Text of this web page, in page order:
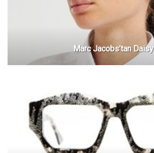
Marc Jacobs’tan Daisy